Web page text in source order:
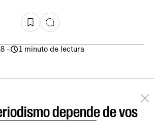
- 1 minuto de lectura
depende de vos